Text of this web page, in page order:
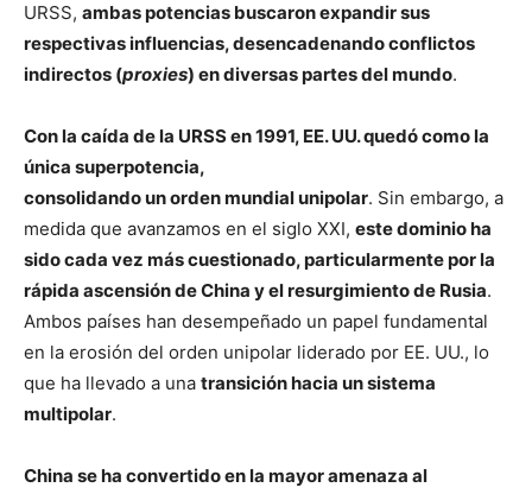
URSS, ambas potencias buscaron expandir sus
respectivas influencias, desencadenando conflictos
indirectos (proxies) en diversas partes del mundo.
Con la caída de la URSS en 1991, EE. UU. quedó como la
única superpotencia,
consolidando un orden mundial unipolar. Sin embargo, a
medida que avanzamos en el siglo XXI, este dominio ha
sido cada vez más cuestionado, particularmente por la
rápida ascensión de China y el resurgimiento de Rusia.
Ambos países han desempeñado un papel fundamental
en la erosión del orden unipolar liderado por EE. UU., lo
que ha llevado a una transición hacia un sistema
multipolar.
China se ha convertido en la mayor amenaza al